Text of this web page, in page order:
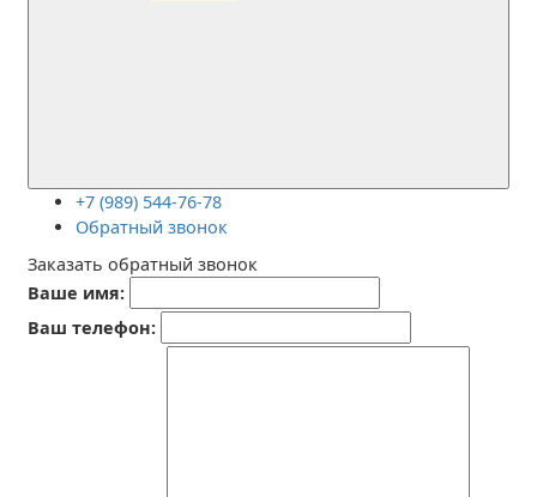
+7 (989) 544-76-78
Обратный звонок
Заказать обратный звонок
Ваше имя:
Ваш телефон: